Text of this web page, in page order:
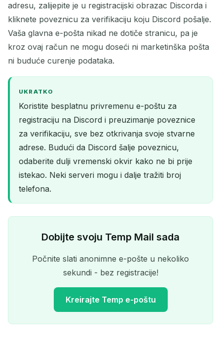
adresu, zalijepite je u registracijski obrazac Discorda i
kliknete poveznicu za verifikaciju koju Discord pošalje.
Vaša glavna e-pošta nikad ne dotiče stranicu, pa je
kroz ovaj račun ne mogu doseći ni marketinška pošta
ni buduće curenje podataka.
UKRATKO
Koristite besplatnu privremenu e-poštu za
registraciju na Discord i preuzimanje poveznice
za verifikaciju, sve bez otkrivanja svoje stvarne
adrese. Budući da Discord šalje poveznicu,
odaberite dulji vremenski okvir kako ne bi prije
istekao. Neki serveri mogu i dalje tražiti broj
telefona.
Dobijte svoju Temp Mail sada
Počnite slati anonimne e-pošte u nekoliko
sekundi - bez registracije!
Kreirajte Temp e-poštu